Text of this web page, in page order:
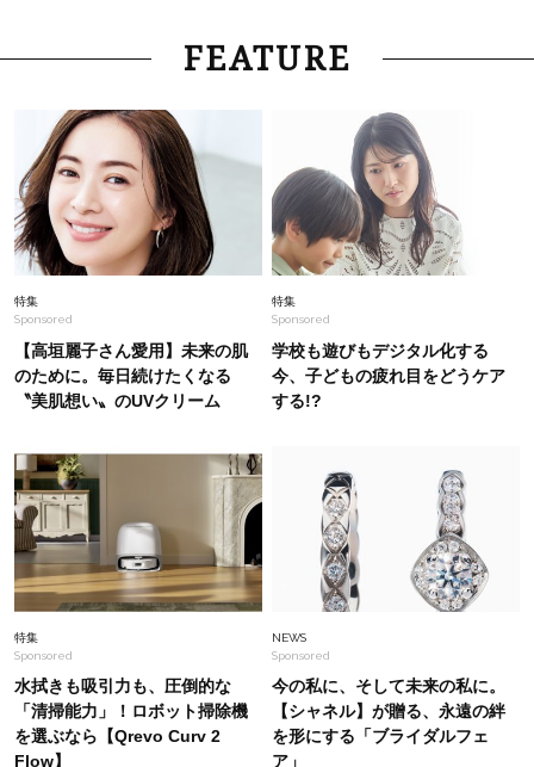
Fashion 2026.8.4
【夏のデニムコーデ】40代は「柔らかデニム×サ
Lifestyle
〈発酵食、ケジャンetc.〉「上質＆絶品ごはん」
だけ！大人の韓国旅におすすめグルメ⑥
とにかく履き心地が良い！【神シューズ】2選。
スタイリストが激推しする名品
夏休みの集まり、ランチ会に！気張らず華やぐ
【ほぼ黒アイテム】がちょうどいい！〈3選〉
Fashion 2026.8.1
【パテック・フィリップ】の「洗練ウォッチ」に
新色が！40代の手元に知的さを纏う名品
FEATURE
特集
Sponsored
【高垣麗子さん愛用】未来の肌
のために。毎日続けたくなる
〝美肌想い〟のUVクリーム
特集
Sponsored
学校も遊びもデジタル化する
今、子どもの疲れ目をどうケア
する!?
特集
Sponsored
水拭きも吸引力も、圧倒的な
「清掃能力」！ロボット掃除機
を選ぶなら【Qrevo Curv 2
Flow】
NEWS
Sponsored
今の私に、そして未来の私に。
【シャネル】が贈る、永遠の絆
を形にする「ブライダルフェ
ア」